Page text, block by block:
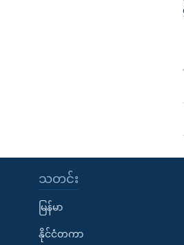
သတင်း
မြန်မာ
နိုင်ငံတကာ